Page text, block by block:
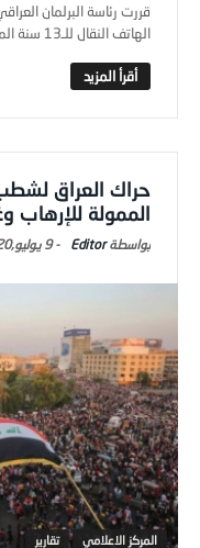
قررت رئاسة البرلمان
الهاتف النقال للـ13 سنة الماضية. وقال عضو لجنة النزاهة في البر ...
حراك العراق
الممولة للإرهاب
Editor
-9 يوليو,2020
المركز الاعلامي تقارير